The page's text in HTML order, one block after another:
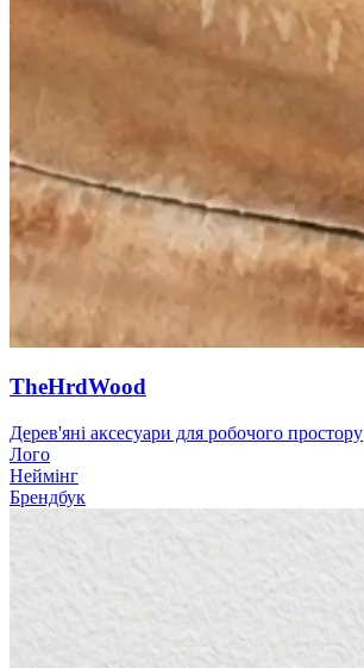
TheHrdWood
Дерев'яні аксесуари для робочого простору
Лого
Неймінг
Брендбук